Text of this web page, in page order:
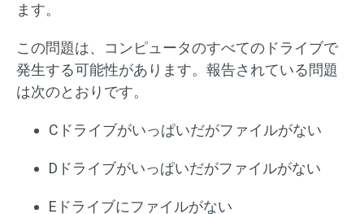
ます。
この問題は、コンピュータのすべてのドライブで
発生する可能性があります。報告されている問題
は次のとおりです。
Cドライブがいっぱいだがファイルがない
Dドライブがいっぱいだがファイルがない
Eドライブにファイルがない